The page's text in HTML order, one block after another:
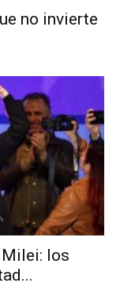
no invierte
Milei: los